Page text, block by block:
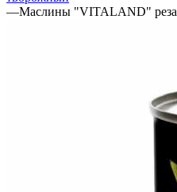
—Маслины "VITALAND"